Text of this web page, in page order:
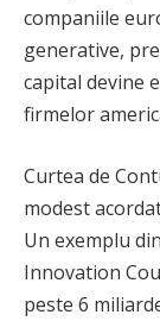
companiile
generative,
capital devine
firmelor
Curtea de
modest
Un exemplu
Innovation
peste 6